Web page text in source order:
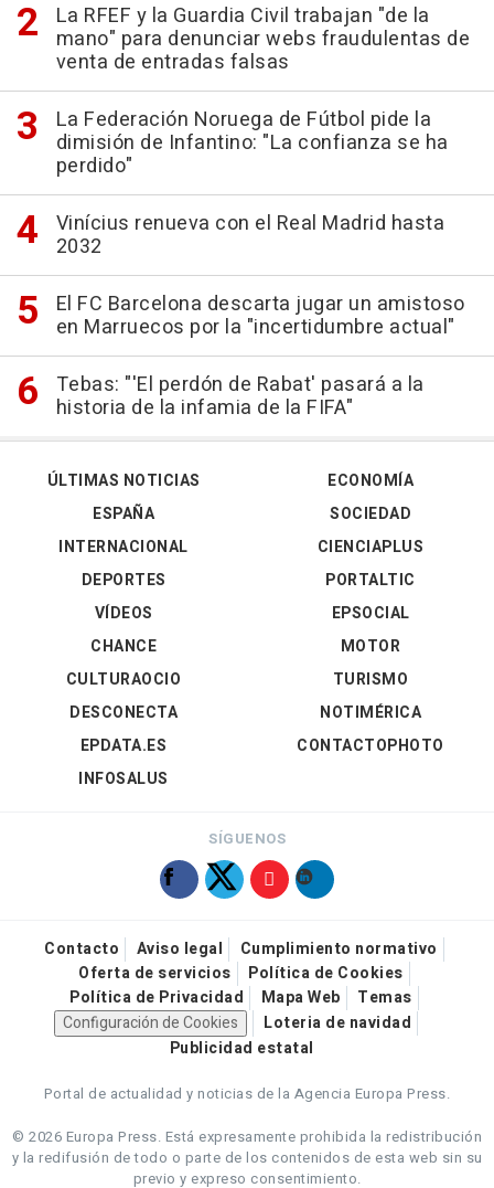
La RFEF y la Guardia Civil trabajan "de la
mano" para denunciar webs fraudulentas de
venta de entradas falsas
La Federación Noruega de Fútbol pide la
dimisión de Infantino: "La confianza se ha
perdido"
Vinícius renueva con el Real Madrid hasta
2032
El FC Barcelona descarta jugar un amistoso
en Marruecos por la "incertidumbre actual"
Tebas: "'El perdón de Rabat' pasará a la
historia de la infamia de la FIFA"
ÚLTIMAS NOTICIAS
ESPAÑA
INTERNACIONAL
DEPORTES
VÍDEOS
ECONOMÍA
SOCIEDAD
CIENCIAPLUS
PORTALTIC
EPSOCIAL
CHANCE
CULTURAOCIO
DESCONECTA
EPDATA.ES
INFOSALUS
MOTOR
TURISMO
NOTIMÉRICA
CONTACTOPHOTO
SÍGUENOS
Contacto Aviso legal
Cumplimiento normativo
Oferta de servicios
Política de Cookies
Política de Privacidad
Mapa Web
Temas
Configuración de Cookies
Loteria de navidad
Publicidad estatal
Portal de actualidad y noticias de la Agencia Europa Press.
© 2026 Europa Press. Está expresamente prohibida la redistribución
y la redifusión de todo o parte de los contenidos de esta web sin su
previo y expreso consentimiento.